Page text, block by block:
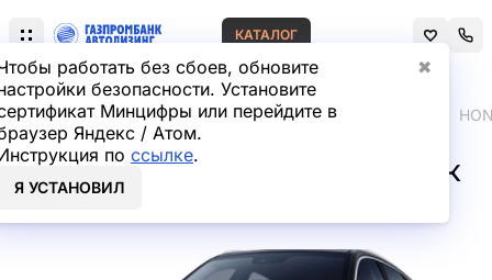
работать без сбоев, обновите
безопасности. Установите
Минцифры или перейдите в
Яндекс / Атом.
по ссылке.
Я УСТАНОВИЛ
✖
КАТАЛОГ
Главная Лизинг легковых автомобилей
HONGQI HS5 Внедорожник
в лизинг